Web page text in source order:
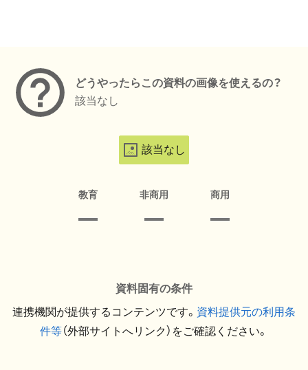
どうやったらこの資料の画像を使えるの？
該当なし
該当なし
教育 非商用 商用
資料固有の条件
連携機関が提供するコンテンツです。 資料提供元の利用条
件等（外部サイトへリンク）をご確認ください。